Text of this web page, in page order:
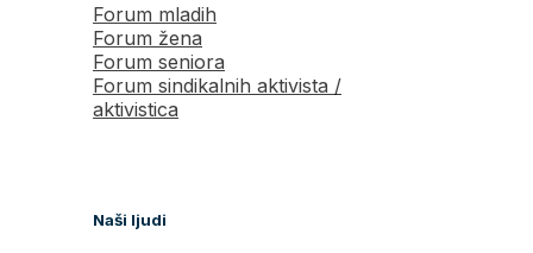
Forum mladih
Forum žena
Forum seniora
Forum sindikalnih aktivista /
aktivistica
Naši ljudi